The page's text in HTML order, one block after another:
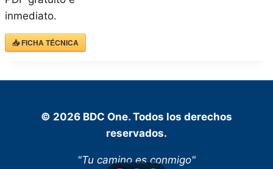
inmediato.
📥 FICHA TÉCNICA
© 2026 BDC One. Todos los derechos
reservados.
"Tu camino es conmigo"